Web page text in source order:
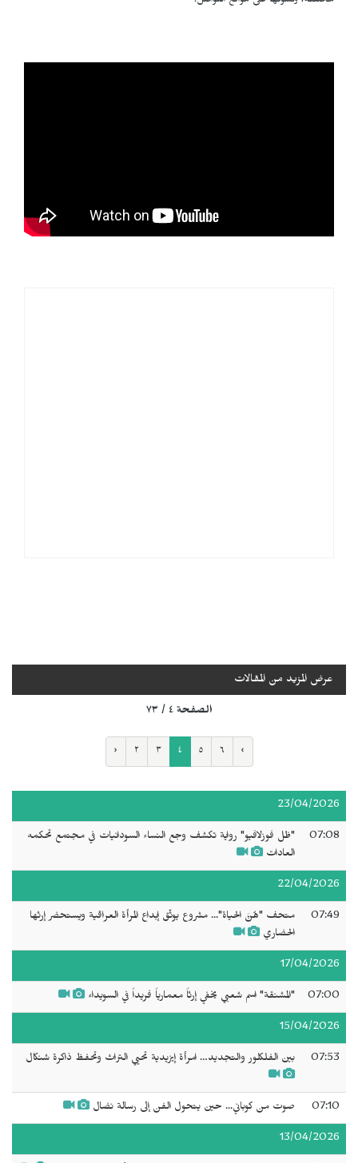
عرض المزيد من المقالات
الصفحة ٤ / ٧٣
‹ ٢ ٣ ٤ ٥ ٦ ›
23/04/2026
07:08
"ظل فوزلافيو" رواية تكشف وجع النساء السودانيات في مجتمع تحكمه
العادات
22/04/2026
07:49
متحف "هُنَّ الحياة"... مشروع يوثّق إبداع المرأة العراقية ويستحضر إرثها
الحضاري
17/04/2026
07:00 "المشنقة" اسم شعبي يخفي إرثاً معمارياً فريداً في السويداء
15/04/2026
07:53 بين الفلكلور والتجديد… امرأة إيزيدية تحيي التراث وتحفظ ذاكرة شنكال
07:10 صوت من كوباني... حين يتحول الفن إلى رسالة نضال
13/04/2026